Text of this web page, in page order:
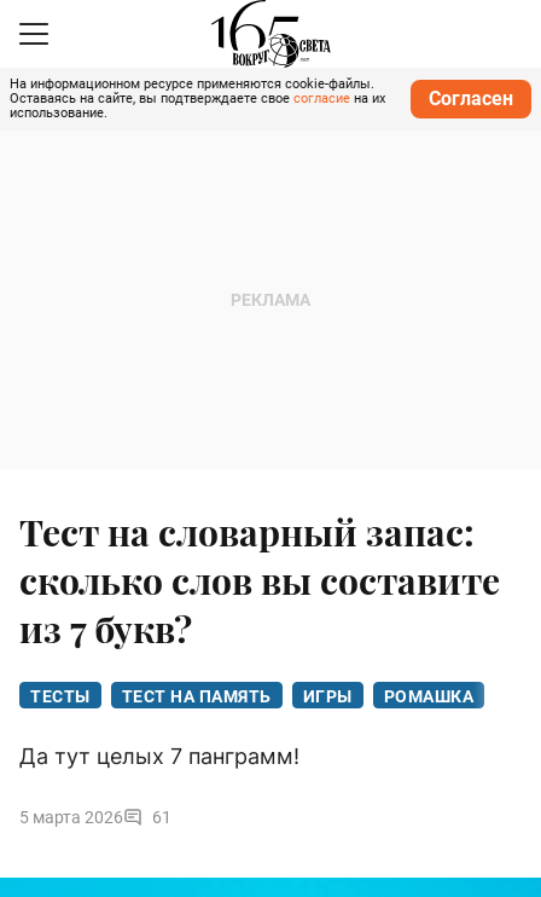
На информационном ресурсе применяются cookie-файлы.
Оставаясь на сайте, вы подтверждаете свое согласие на их
использование.
Согласен
Тест на словарный запас:
сколько слов вы составите
из 7 букв?
ТЕСТЫ ТЕСТ НА ПАМЯТЬ ИГРЫ РОМАШКА
Да тут целых 7 панграмм!
5 марта 2026 61